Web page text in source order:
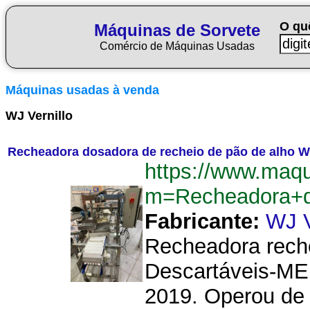
Máquinas de Sorvete
Comércio de Máquinas Usadas
O
Máquinas usadas à venda
WJ Vernillo
Recheadora dosadora de recheio de pão de alho
https://
Fabricante: WJ
Recheadora
Descartáveis-
2019. Operou